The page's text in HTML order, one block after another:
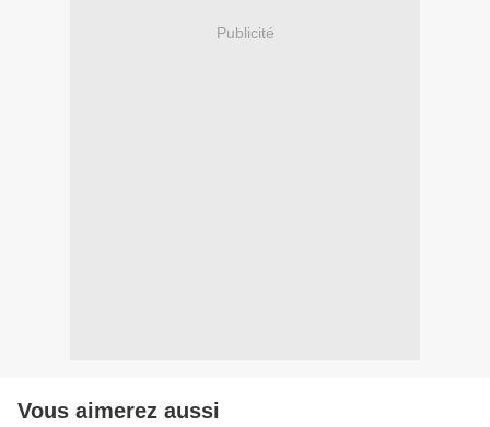
Publicité
Vous aimerez aussi